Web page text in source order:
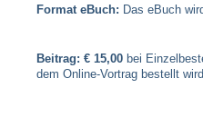
Format eBuch: Das eBuch
Beitrag: € 15,00 bei
dem Online-Vortrag bestellt